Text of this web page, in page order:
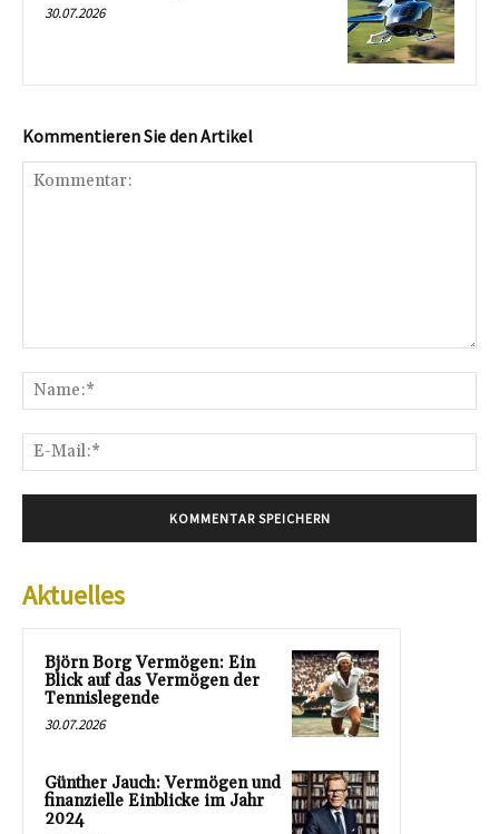
30.07.2026
Kommentieren Sie den Artikel
Aktuelles
Björn Borg Vermögen: Ein
Blick auf das Vermögen der
Tennislegende
30.07.2026
Günther Jauch: Vermögen und
finanzielle Einblicke im Jahr
2024